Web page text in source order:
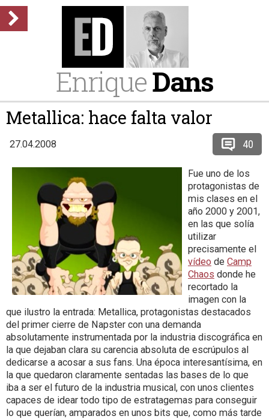
EnriqueDans
Metallica: hace falta valor
27.04.2008 40
Fue uno de los
protagonistas de
mis clases en el
año 2000 y 2001,
en las que solía
utilizar
precisamente el
vídeo de Camp
Chaos donde he
recortado la
imagen con la
que ilustro la entrada: Metallica, protagonistas destacados
del primer cierre de Napster con una demanda
absolutamente instrumentada por la industria discográfica en
la que dejaban clara su carencia absoluta de escrúpulos al
dedicarse a acosar a sus fans. Una época interesantísima, en
la que quedaron claramente sentadas las bases de lo que
iba a ser el futuro de la industria musical, con unos clientes
capaces de idear todo tipo de estratagemas para conseguir
lo que querían, amparados en unos bits que, como más tarde